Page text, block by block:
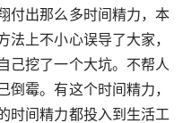
付出那么多时间精力，本
上不小心误导了大家，
己挖了一个大坑。不帮人
霉。有这个时间精力，
时间精力都投入到生活工